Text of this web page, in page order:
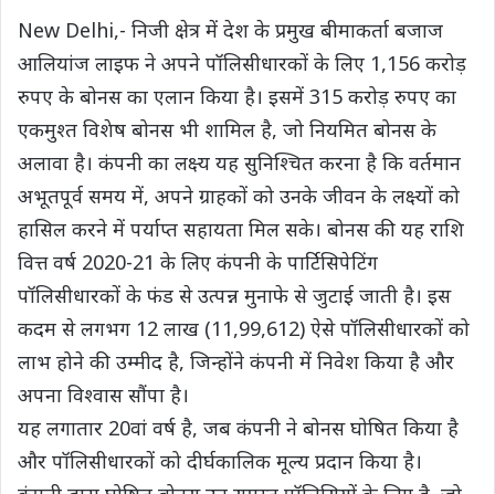
A
p
p
o
o
k
t
e
r
g
r
a
m
L
i
n
k
e
New Delhi,- निजी क्षेत्र में देश के प्रमुख बीमाकर्ता बजाज
आलियांज लाइफ ने अपने पॉलिसीधारकों के लिए 1,156 करोड़
रुपए के बोनस का एलान किया है। इसमें 315 करोड़ रुपए का
एकमुश्त विशेष बोनस भी शामिल है, जो नियमित बोनस के
अलावा है। कंपनी का लक्ष्य यह सुनिश्चित करना है कि वर्तमान
अभूतपूर्व समय में, अपने ग्राहकों को उनके जीवन के लक्ष्यों को
हासिल करने में पर्याप्त सहायता मिल सके। बोनस की यह राशि
वित्त वर्ष 2020-21 के लिए कंपनी के पार्टिसिपेटिंग
पॉलिसीधारकों के फंड से उत्पन्न मुनाफे से जुटाई जाती है। इस
कदम से लगभग 12 लाख (11,99,612) ऐसे पॉलिसीधारकों को
लाभ होने की उम्मीद है, जिन्होंने कंपनी में निवेश किया है और
अपना विश्वास सौंपा है।
यह लगातार 20वां वर्ष है, जब कंपनी ने बोनस घोषित किया है
और पॉलिसीधारकों को दीर्घकालिक मूल्य प्रदान किया है।